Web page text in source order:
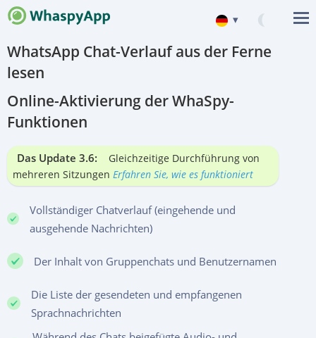
▾
English
中文
Японский (日本)
WhatsApp Chat-Verlauf aus der Ferne
lesen
Online-Aktivierung der WhaSpy-
Funktionen
Das Update 3.6:
Gleichzeitige Durchführung von
mehreren Sitzungen Erfahren Sie, wie es funktioniert
Vollständiger Chatverlauf (eingehende und
ausgehende Nachrichten)
Der Inhalt von Gruppenchats und Benutzernamen
Die Liste der gesendeten und empfangenen
Sprachnachrichten